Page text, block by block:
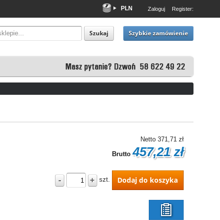
PLN
EUR
USD
Zaloguj Register:
Szukaj Szybkie zamówienie
Netto 371,71 zł
Brutto 457,21 zł
- + szt. Dodaj do koszyka